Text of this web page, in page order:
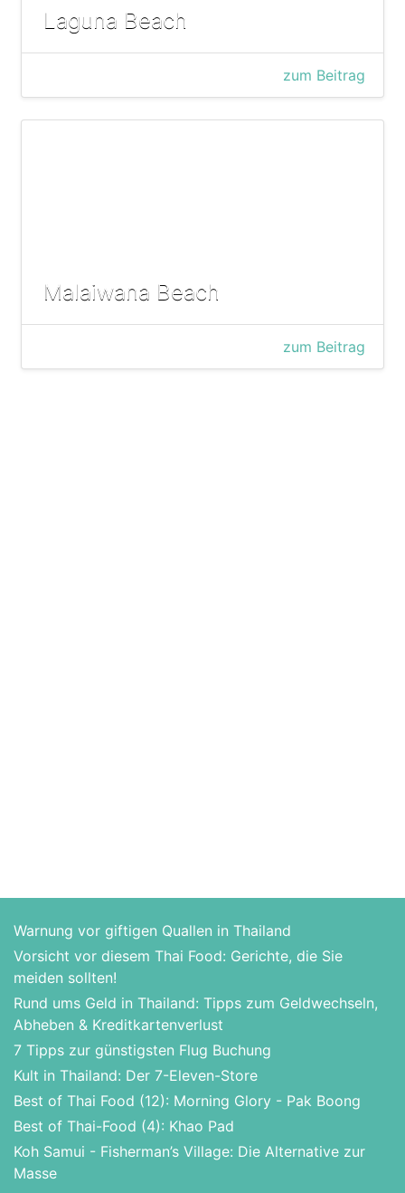
Laguna Beach
zum Beitrag
Malaiwana Beach
zum Beitrag
Warnung vor giftigen Quallen in Thailand
Vorsicht vor diesem Thai Food: Gerichte, die Sie
meiden sollten!
Rund ums Geld in Thailand: Tipps zum Geldwechseln,
Abheben & Kreditkartenverlust
7 Tipps zur günstigsten Flug Buchung
Kult in Thailand: Der 7-Eleven-Store
Best of Thai Food (12): Morning Glory - Pak Boong
Best of Thai-Food (4): Khao Pad
Koh Samui - Fisherman’s Village: Die Alternative zur
Masse